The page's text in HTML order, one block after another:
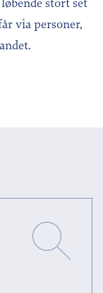
stort set
via personer,